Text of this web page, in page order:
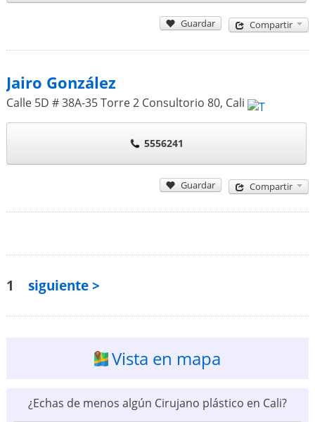
Guardar Compartir
Jairo González
Calle 5D # 38A-35 Torre 2 Consultorio 80, Cali
5556241
Guardar Compartir
1 siguiente >
Vista en mapa
¿Echas de menos algún Cirujano plástico en Cali?